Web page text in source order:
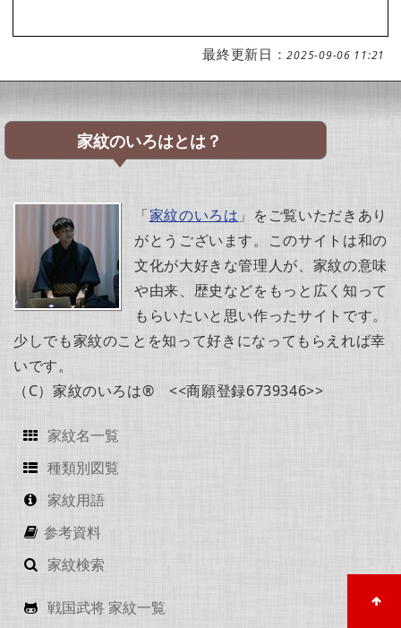
最終更新日：2025-09-06 11:21
家紋のいろはとは？
「家紋のいろは 」をご覧いただきあり
がとうございます。このサイトは和の
文化が大好きな管理人が、家紋の意味
や由来、歴史などをもっと広く知って
もらいたいと思い作ったサイトです。
少しでも家紋のことを知って好きになってもらえれば幸
いです。
（C）家紋のいろは® <<商願登録6739346>>
家紋名一覧
種類別図覧
家紋用語
参考資料
家紋検索
戦国武将 家紋一覧